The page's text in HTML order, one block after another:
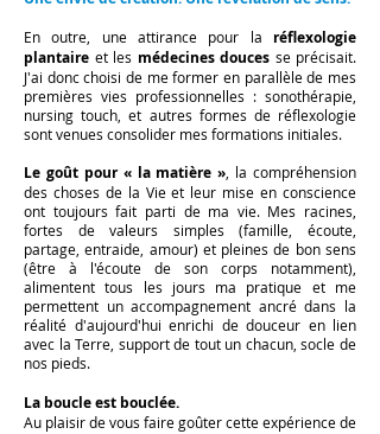
En outre, une attirance pour la réflexologie
plantaire et les médecines douces se précisait.
J'ai donc choisi de me former en parallèle de mes
premières vies professionnelles : sonothérapie,
nursing touch, et autres formes de réflexologie
sont venues consolider mes formations initiales.
Le goût pour « la matière » , la compréhension
des choses de la Vie et leur mise en conscience
ont toujours fait parti de ma vie. Mes racines,
fortes de valeurs simples (famille, écoute,
partage, entraide, amour) et pleines de bon sens
(être à l'écoute de son corps notamment),
alimentent tous les jours ma pratique et me
permettent un accompagnement ancré dans la
réalité d'aujourd'hui enrichi de douceur en lien
avec la Terre, support de tout un chacun, socle de
nos pieds.
La boucle est bouclée.
Au plaisir de vous faire goûter cette expérience de